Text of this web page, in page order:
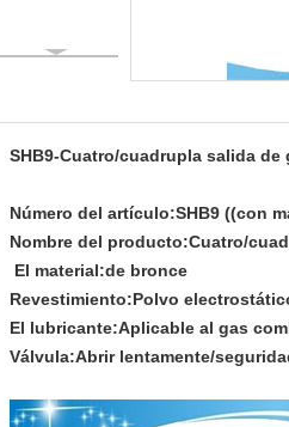
SHB9-Cuatro/cuadrupla salida
Número del artículo:SHB9 ((con
Nombre del producto:Cuatro/
El material:de bronce
Revestimiento:Polvo
El lubricante:Aplicable al gas
Válvula:Abrir lentamente/